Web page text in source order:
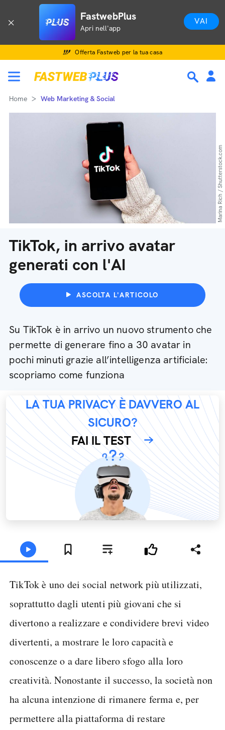
FastwebPlus
Apri nell'app
VAI
Offerta Fastweb per la tua casa
Home Web Marketing & Social
TikTok, in arrivo avatar
generati con l'AI
ASCOLTA L'ARTICOLO
Su TikTok è in arrivo un nuovo strumento che
permette di generare fino a 30 avatar in
pochi minuti grazie all’intelligenza artificiale:
scopriamo come funziona
Marina Rich / Shutterstock.com
LA TUA PRIVACY È DAVVERO AL
SICURO?
FAI IL TEST
TikTok è uno dei social network più utilizzati,
soprattutto dagli utenti più giovani che si
divertono a realizzare e condividere brevi video
divertenti, a mostrare le loro capacità e
conoscenze o a dare libero sfogo alla loro
creatività. Nonostante il successo, la società non
ha alcuna intenzione di rimanere ferma e, per
permettere alla piattaforma di restare